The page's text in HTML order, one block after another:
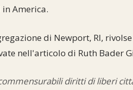
America.
di Newport, RI,
nell'articolo di Ruth Bader
diritti di liberi